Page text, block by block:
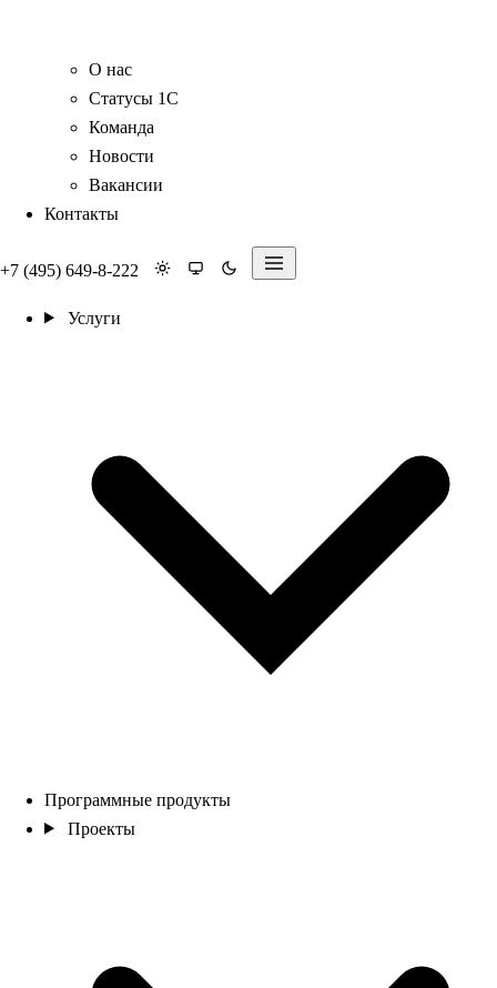
О нас
Статусы 1С
Команда
Новости
Вакансии
Контакты
+7 (495) 649-8-222
Услуги
Программные продукты
Проекты